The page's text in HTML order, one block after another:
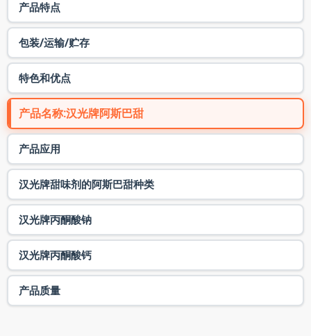
产品特点
包装/运输/贮存
特色和优点
产品名称:汉光牌阿斯巴甜
产品应用
汉光牌甜味剂的阿斯巴甜种类
汉光牌丙酮酸钠
汉光牌丙酮酸钙
产品质量